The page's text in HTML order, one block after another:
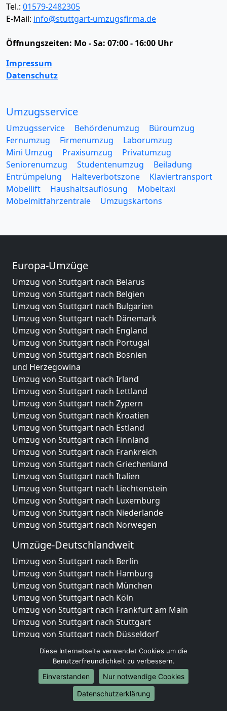
Tel.: 01579-2482305
E-Mail: info@stuttgart-umzugsfirma.de
Öffnungszeiten: Mo - Sa: 07:00 - 16:00 Uhr
Impressum
Datenschutz
Umzugsservice
Umzugsservice Behördenumzug
Büroumzug
Fernumzug
Firmenumzug
Laborumzug
Mini Umzug
Praxisumzug
Privatumzug
Seniorenumzug
Studentenumzug
Beiladung
Entrümpelung
Halteverbotszone
Klaviertransport
Möbellift
Haushaltsauflösung
Möbeltaxi
Möbelmitfahrzentrale
Umzugskartons
Europa-Umzüge
Umzug von Stuttgart nach Belarus
Umzug von Stuttgart nach Belgien
Umzug von Stuttgart nach Bulgarien
Umzug von Stuttgart nach Dänemark
Umzug von Stuttgart nach England
Umzug von Stuttgart nach Portugal
Umzug von Stuttgart nach Bosnien
und Herzegowina
Umzug von Stuttgart nach Irland
Umzug von Stuttgart nach Lettland
Umzug von Stuttgart nach Zypern
Umzug von Stuttgart nach Kroatien
Umzug von Stuttgart nach Estland
Umzug von Stuttgart nach Finnland
Umzug von Stuttgart nach Frankreich
Umzug von Stuttgart nach Griechenland
Umzug von Stuttgart nach Italien
Umzug von Stuttgart nach Liechtenstein
Umzug von Stuttgart nach Luxemburg
Umzug von Stuttgart nach Niederlande
Umzug von Stuttgart nach Norwegen
Umzüge-Deutschlandweit
Umzug von Stuttgart nach Berlin
Umzug von Stuttgart nach Hamburg
Umzug von Stuttgart nach München
Umzug von Stuttgart nach Köln
Umzug von Stuttgart nach Frankfurt am Main
Umzug von Stuttgart nach Stuttgart
Umzug von Stuttgart nach Düsseldorf
Umzug von Stuttgart nach Leipzig
Umzug von Stuttgart nach Dortmund
Umzug von Stuttgart nach Essen
Umzug von Stuttgart nach Bremen
Umzug von Stuttgart nach Dresden
Diese Internetseite verwendet Cookies um die
Benutzerfreundlichkeit zu verbessern.
Einverstanden
Nur notwendige Cookies
Datenschutzerklärung